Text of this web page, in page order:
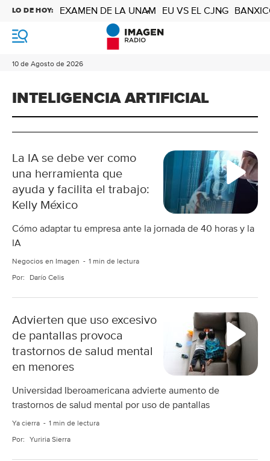
M
n
10 de Agosto de 2026
LO DE HOY: EXAMEN DE LA UNAM EU VS EL CJNG
INTELIGENCIA ARTIFICIAL
La IA se debe ver como
una herramienta que
ayuda y facilita el trabajo:
Kelly México
Cómo adaptar tu empresa ante la jornada de 40 horas y la
IA
Negocios en Imagen 1 min de lectura
Por: Darío Celis
Advierten que uso excesivo
de pantallas provoca
trastornos de salud mental
en menores
Universidad Iberoamericana advierte aumento de
trastornos de salud mental por uso de pantallas
Ya cierra 1 min de lectura
Por: Yuriria Sierra